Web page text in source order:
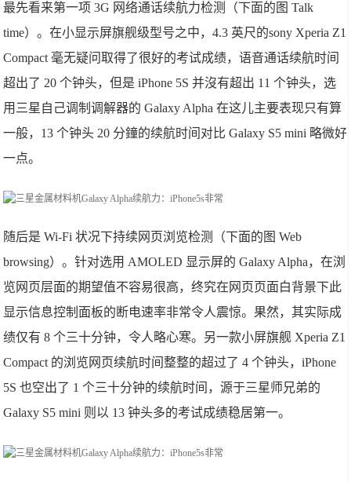
最先看来第一项 3G 网络通话续航力检测（下面的图 Talk
time）。在小显示屏旗舰级型号之中，4.3 英尺的sony Xperia Z1
Compact 毫无疑问取得了很好的考试成绩，语音通话续航时间
超出了 20 个钟头，但是 iPhone 5S 并沒有超出 11 个钟头，选
用三星自己调制调解器的 Galaxy Alpha 在这儿主要表现只有算
一般，13 个钟头 20 分鐘的续航时间对比 Galaxy S5 mini 略微好
一点。
随后是 Wi-Fi 状况下持续网页浏览检测（下面的图 Web
browsing）。针对选用 AMOLED 显示屏的 Galaxy Alpha，在浏
览网页层面的期望值不容易很高，终究在网页页面白背景下此
显示信息控制面板的断电速率非常令人震惊。果然，其实际成
绩仅有 8 个三十分钟，令人略心寒。另一款小屏旗舰 Xperia Z1
Compact 的浏览网页续航时间整整的超过了 4 个钟头，iPhone
5S 也空出了 1 个三十分钟的续航时间，源于三星师兄弟的
Galaxy S5 mini 则以 13 钟头多的考试成绩稳居第一。